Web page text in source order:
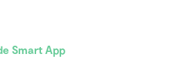
Smart App